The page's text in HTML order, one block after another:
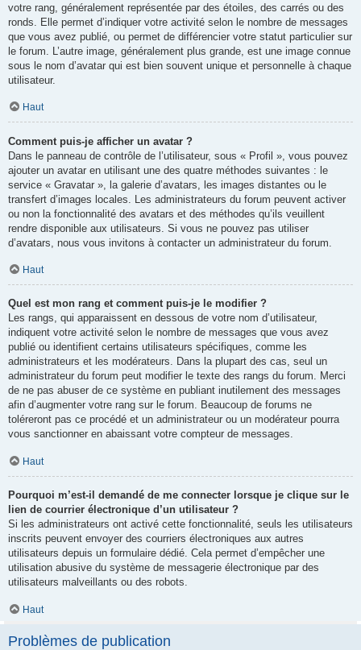
votre rang, généralement représentée par des étoiles, des carrés ou des
ronds. Elle permet d’indiquer votre activité selon le nombre de messages
que vous avez publié, ou permet de différencier votre statut particulier sur
le forum. L’autre image, généralement plus grande, est une image connue
sous le nom d’avatar qui est bien souvent unique et personnelle à chaque
utilisateur.
Haut
Comment puis-je afficher un avatar ?
Dans le panneau de contrôle de l’utilisateur, sous « Profil », vous pouvez
ajouter un avatar en utilisant une des quatre méthodes suivantes : le
service « Gravatar », la galerie d’avatars, les images distantes ou le
transfert d’images locales. Les administrateurs du forum peuvent activer
ou non la fonctionnalité des avatars et des méthodes qu’ils veuillent
rendre disponible aux utilisateurs. Si vous ne pouvez pas utiliser
d’avatars, nous vous invitons à contacter un administrateur du forum.
Haut
Quel est mon rang et comment puis-je le modifier ?
Les rangs, qui apparaissent en dessous de votre nom d’utilisateur,
indiquent votre activité selon le nombre de messages que vous avez
publié ou identifient certains utilisateurs spécifiques, comme les
administrateurs et les modérateurs. Dans la plupart des cas, seul un
administrateur du forum peut modifier le texte des rangs du forum. Merci
de ne pas abuser de ce système en publiant inutilement des messages
afin d’augmenter votre rang sur le forum. Beaucoup de forums ne
toléreront pas ce procédé et un administrateur ou un modérateur pourra
vous sanctionner en abaissant votre compteur de messages.
Haut
Pourquoi m’est-il demandé de me connecter lorsque je clique sur le
lien de courrier électronique d’un utilisateur ?
Si les administrateurs ont activé cette fonctionnalité, seuls les utilisateurs
inscrits peuvent envoyer des courriers électroniques aux autres
utilisateurs depuis un formulaire dédié. Cela permet d’empêcher une
utilisation abusive du système de messagerie électronique par des
utilisateurs malveillants ou des robots.
Haut
Problèmes de publication